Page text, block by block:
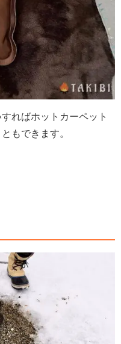
ればホットカーペット
もできます。